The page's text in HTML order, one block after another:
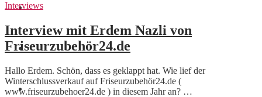
Startups
News
Finanzen
Interviews
Interview mit Erdem Nazli von
Friseurzubehör24.de
Hallo Erdem. Schön, dass es geklappt hat. Wie lief der
Winterschlussverkauf auf Friseurzubehör24.de (
www.friseurzubehoer24.de ) in diesem Jahr an? …